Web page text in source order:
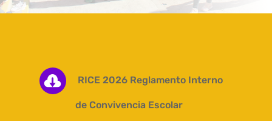
 RICE 2026 Reglamento Interno
de Convivencia Escolar